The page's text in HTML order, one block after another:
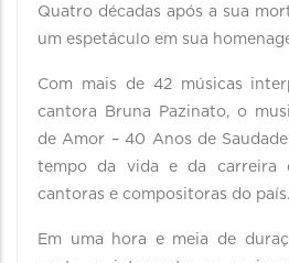
Quatro décadas após a sua
um espetáculo em sua
Com mais de 42 músicas
cantora Bruna Pazinato, o
de Amor – 40 Anos de
tempo da vida e da carreira
cantoras e compositoras do país.
Em uma hora e meia de